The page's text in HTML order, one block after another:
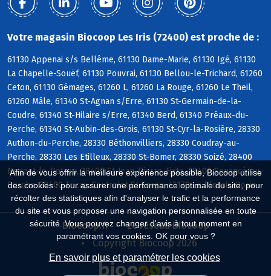
Afin de vous offrir la meilleure expérience possible, Biocoop utilise
des cookies : pour assurer une performance optimale du site, pour
récolter des statistiques afin d'analyser le trafic et la performance
du site et vous proposer une navigation personnalisée en toute
sécurité. Vous pouvez changer d'avis à tout moment en
paramétrant vos cookies. OK pour vous ?
En savoir plus et paramétrer les cookies
Votre magasin Biocoop Les Iris (72400) est proche de :
61130 Appenai s/s Bellême, 61130 Dame-Marie, 61130 Igé, 61130
La Chapelle-Souëf, 61130 Pouvrai, 61130 Bellou-le-Trichard, 61260
Ceton, 61130 Gémages, 61260 L, 61260 La Rouge, 61260 Le Theil,
61260 Mâle, 61340 St-Agnan s/Erre, 61130 St-Germain-de-la-
Coudre, 61340 St-Hilaire s/Erre, 61340 Berd, 61340 Préaux-du-
Perche, 61340 St-Aubin-des-Grois, 61130 St-Cyr-la-Rosière, 28330
Authon-du-Perche, 28330 Béthonvilliers, 28330 Coudray-au-
Perche, 28330 Les Etilleux, 28330 St-Bomer, 28330 Soizé, 28400
Nogent-le-Rotrou, 28400 St-Jean-Pierre-Fixte, 28400 Souancé-au-
Perche, 28400 Trizay-Coutretot-St-Serge, 41170 Le Plessis-Dorin
Biocoop.fr
Le réseau Biocoop
Copyright Biocoop 2026